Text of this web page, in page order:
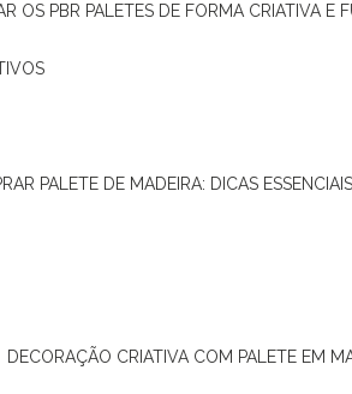
OS PBR PALETES DE FORMA CRIATIVA E
PALETE DE MADEIRA: DICAS
DECORAÇÃO CRIATIVA COM PALETE EM